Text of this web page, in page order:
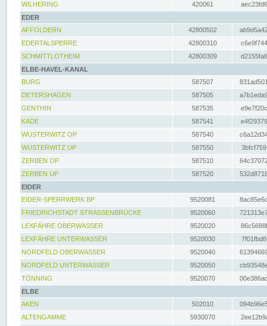
WILHERING
420061
EDER
AFFOLDERN
42800502
EDERTALSPERRE
42800310
SCHMITTLOTHEIM
42800309
ELBE-HAVEL-KANAL
BURG
587507
DETERSHAGEN
587505
GENTHIN
587535
KADE
587541
WUSTERWITZ OP
587540
WUSTERWITZ UP
587550
ZERBEN OP
587510
ZERBEN UP
587520
EIDER
EIDER-SPERRWERK BP
9520081
FRIEDRICHSTADT STRASSENBRÜCKE
9520060
LEXFÄHRE OBERWASSER
9520020
LEXFÄHRE UNTERWASSER
9520030
NORDFELD OBERWASSER
9520040
NORDFELD UNTERWASSER
9520050
TÖNNING
9520070
ELBE
AKEN
502010
ALTENGAMME
5930070